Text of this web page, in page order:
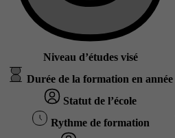
Niveau d’études visé
Durée de la formation en année
Statut de l’école
Rythme de formation